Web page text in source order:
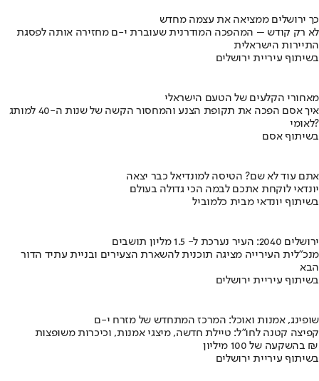
כך ירושלים ממציאה את עצמה מחדש
לא רק קודש – המהפכה המודרנית שעוברת י-ם מחזירה אותה לפסגת
התיירות הישראלית
בשיתוף עיריית ירושלים
מאחורי הקלעים של הטעם הישראלי
איך אסם הפכה את תקופת הצנע והמחסור הקשה של שנות ה-40 למותג
לאומי?
בשיתוף אסם
אתם עוד לא שם? הטיסה למונדיאל כבר יצאה
יונדאי לוקחת אתכם לבמה הכי גדולה בעולם
בשיתוף יונדאי מבית כלמוביל
ירושלים 2040: העיר נערכת ל- 1.5 מליון תושבים
מנכ"לית העירייה מציגה תוכנית להשארת הצעירים ובניית עתיד הדור
הבא
בשיתוף עיריית ירושלים
שופינג, אמנות ואוכל: המרכז המתחדש של מזרח י-ם
קפיצה קטנה לחו"ל: טיילת חדשה, מיצגי אמנות, וכיכרות משופצות
בהשקעה של 100 מיליון ₪
בשיתוף עיריית ירושלים